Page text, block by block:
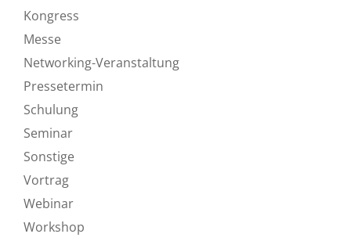
Kongress
Messe
Networking-Veranstaltung
Pressetermin
Schulung
Seminar
Sonstige
Vortrag
Webinar
Workshop